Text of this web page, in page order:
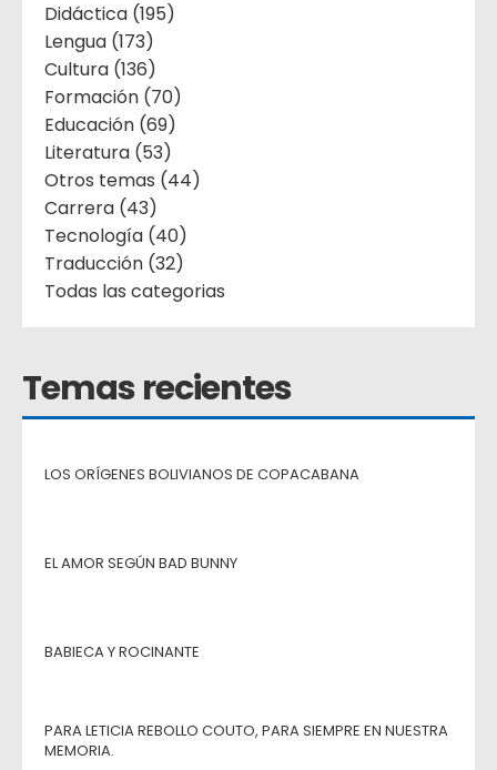
Didáctica (195)
Lengua (173)
Cultura (136)
Formación (70)
Educación (69)
Literatura (53)
Otros temas (44)
Carrera (43)
Tecnología (40)
Traducción (32)
Todas las categorias
Temas recientes
LOS ORÍGENES BOLIVIANOS DE COPACABANA
EL AMOR SEGÚN BAD BUNNY
BABIECA Y ROCINANTE
PARA LETICIA REBOLLO COUTO, PARA SIEMPRE EN NUESTRA
MEMORIA.